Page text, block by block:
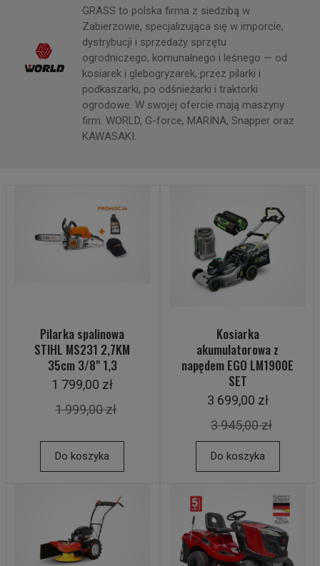
GRASS to polska firma z siedzibą w
Zabierzowie, specjalizująca się w imporcie,
dystrybucji i sprzedaży sprzętu
ogrodniczego, komunalnego i leśnego — od
kosiarek i glebogryzarek, przez pilarki i
podkaszarki, po odśnieżarki i traktorki
ogrodowe. W swojej ofercie mają maszyny
firm: WORLD, G-force, MARINA, Snapper oraz
KAWASAKI.
Pilarka spalinowa
STIHL MS231 2,7KM
35cm 3/8" 1,3
1 799,00 zł
1 999,00 zł
Do koszyka
Kosiarka
akumulatorowa z
napędem EGO LM1900E
SET
3 699,00 zł
3 945,00 zł
Do koszyka